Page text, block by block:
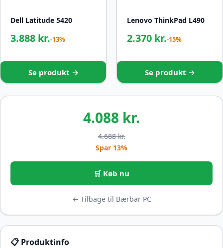
Dell Latitude 5420
3.888 kr.-13%
Se produkt →
Lenovo ThinkPad L490
2.370 kr.-15%
Se produkt →
4.088 kr.
4.688 kr.
Spar 13%
🛒 Køb nu
← Tilbage til Bærbar PC
📋 Produktinfo